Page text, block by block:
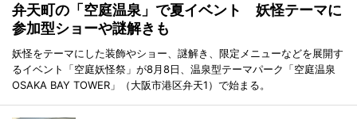
弁天町の「空庭温泉」で夏イベント 妖怪テーマに
参加型ショーや謎解きも
妖怪をテーマにした装飾やショー、謎解き、限定メニューなどを展開す
るイベント「空庭妖怪祭」が8月8日、温泉型テーマパーク「空庭温泉
OSAKA BAY TOWER」（大阪市港区弁天1）で始まる。